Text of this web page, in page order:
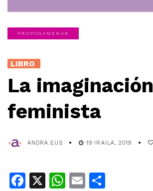
PROPOSAMENAK
LIBRO
La imaginación
feminista
ANDRA.EUS 19 IRAILA, 2019
Facebook
X WhatsApp
Email